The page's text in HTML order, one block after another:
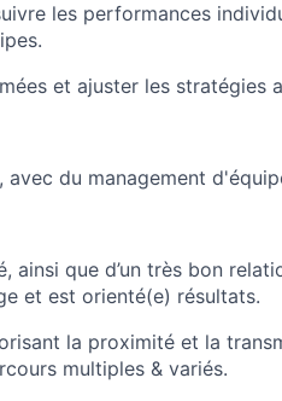
les performances
et ajuster les stratégies
du management
ainsi que d’un très bon
et est orienté(e) résultats.
la proximité et la
multiples & variés.